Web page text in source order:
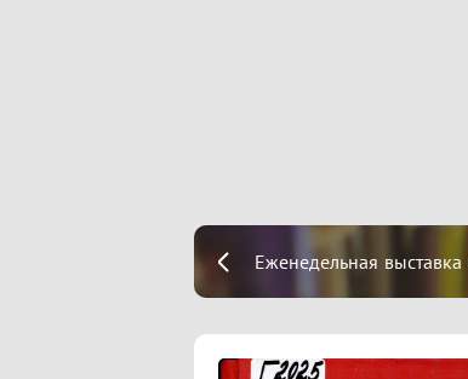
Еженедельная